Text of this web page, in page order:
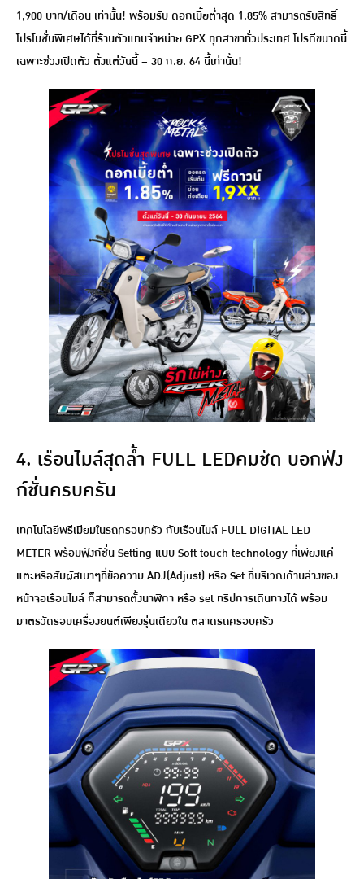
1,900 บาท/เดือน เท่านั้น! พร้อมรับ ดอกเบี้ยต่ำสุด 1.85% สามารถรับสิทธิ์
โปรโมชั่นพิเศษได้ที่ร้านตัวแทนจำหน่าย GPX ทุกสาขาทั่วประเทศ โปรดีขนาดนี้
เฉพาะช่วงเปิดตัว ตั้งแต่วันนี้ – 30 ก.ย. 64 นี้เท่านั้น!
4. เรือนไมล์สุดล้ำ FULL LEDคมชัด บอกฟัง
ก์ชั่นครบครัน
เทคโนโลยีพรีเมียมในรถครอบครัว กับเรือนไมล์ FULL DIGITAL LED
METER พร้อมฟังก์ชั่น Setting แบบ Soft touch technology ที่เพียงแค่
แตะหรือสัมผัสเบาๆที่ข้อความ ADJ(Adjust) หรือ Set ที่บริเวณด้านล่างของ
หน้าจอเรือนไมล์ ก็สามารถตั้งนาฬิกา หรือ set ทริปการเดินทางได้ พร้อม
มาตรวัดรอบเครื่องยนต์เพียงรุ่นเดียวใน ตลาดรถครอบครัว